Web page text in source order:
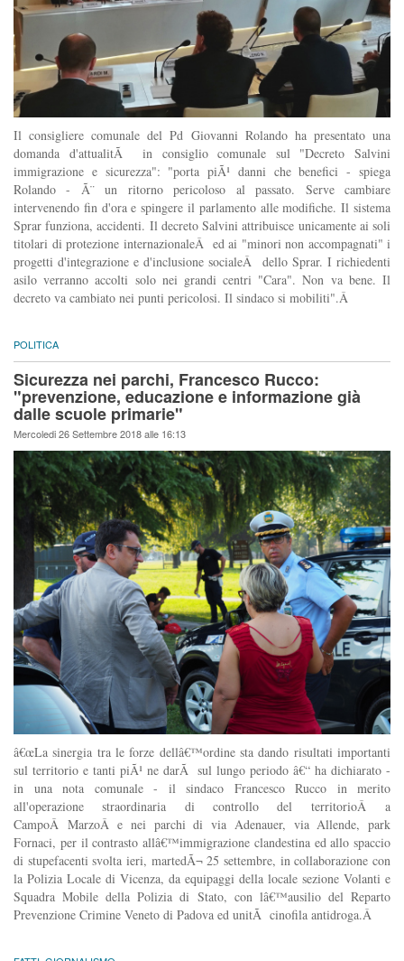
Il consigliere comunale del Pd Giovanni Rolando ha presentato una
domanda d'attualitÃ in consiglio comunale sul "Decreto Salvini
immigrazione e sicurezza": "porta piÃ¹ danni che benefici - spiega
Rolando - Ã¨ un ritorno pericoloso al passato. Serve cambiare
intervenendo fin d'ora e spingere il parlamento alle modifiche. Il sistema
Sprar funziona, accidenti. Il decreto Salvini attribuisce unicamente ai soli
titolari di protezione internazionaleÂ ed ai "minori non accompagnati" i
progetti d'integrazione e d'inclusione socialeÂ dello Sprar. I richiedenti
asilo verranno accolti solo nei grandi centri "Cara". Non va bene. Il
decreto va cambiato nei punti pericolosi. Il sindaco si mobiliti".Â
POLITICA
Sicurezza nei parchi, Francesco Rucco:
"prevenzione, educazione e informazione già
dalle scuole primarie"
Mercoledi 26 Settembre 2018 alle 16:13
â€œLa sinergia tra le forze dellâ€™ordine sta dando risultati importanti
sul territorio e tanti piÃ¹ ne darÃ sul lungo periodo â€“ ha dichiarato -
in una nota comunale - il sindaco Francesco Rucco in merito
all'operazione straordinaria di controllo del territorioÂ a
CampoÂ MarzoÂ e nei parchi di via Adenauer, via Allende, park
Fornaci, per il contrasto allâ€™immigrazione clandestina ed allo spaccio
di stupefacenti svolta ieri, martedÃ¬ 25 settembre, in collaborazione con
la Polizia Locale di Vicenza, da equipaggi della locale sezione Volanti e
Squadra Mobile della Polizia di Stato, con lâ€™ausilio del Reparto
Prevenzione Crimine Veneto di Padova ed unitÃ cinofila antidroga.Â